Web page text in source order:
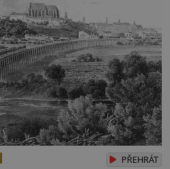
PŘEHRÁT